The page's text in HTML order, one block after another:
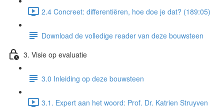
2.4 Concreet: differentiëren, hoe doe je dat? (189:05)
Download de volledige reader van deze bouwsteen
3. Visie op evaluatie
3.0 Inleiding op deze bouwsteen
3.1. Expert aan het woord: Prof. Dr. Katrien Struyven